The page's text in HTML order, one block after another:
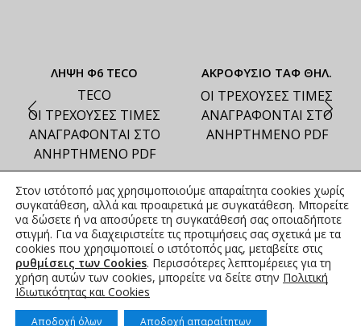
ΛΗΨΗ Φ6 TECO
TECO
ΟΙ ΤΡΕΧΟΥΣΕΣ ΤΙΜΕΣ
ΑΝΑΓΡΑΦΟΝΤΑΙ ΣΤΟ
ΑΝΗΡΤΗΜΕΝΟ PDF
ΑΚΡΟΦΥΣΙΟ ΤΑΦ ΘΗΛ.
ΟΙ ΤΡΕΧΟΥΣΕΣ ΤΙΜΕΣ
ΑΝΑΓΡΑΦΟΝΤΑΙ ΣΤΟ
ΑΝΗΡΤΗΜΕΝΟ PDF
Στον ιστότοπό μας χρησιμοποιούμε απαραίτητα cookies χωρίς
συγκατάθεση, αλλά και προαιρετικά με συγκατάθεση. Μπορείτε
να δώσετε ή να αποσύρετε τη συγκατάθεσή σας οποιαδήποτε
στιγμή. Για να διαχειριστείτε τις προτιμήσεις σας σχετικά με τα
cookies που χρησιμοποιεί ο ιστότοπός μας, μεταβείτε στις
ρυθμίσεις των Cookies. Περισσότερες λεπτομέρειες για τη
χρήση αυτών των cookies, μπορείτε να δείτε στην Πολιτική
Ιδιωτικότητας και Cookies
Αποδοχή όλων Αποδοχή απαραίτητων